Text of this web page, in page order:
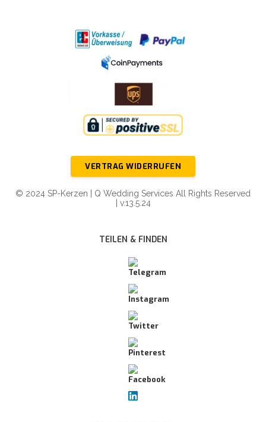
VERTRAG WIDERRUFEN
© 2024 SP-Kerzen | Q Wedding Services All Rights Reserved
| v.13.5.24
TEILEN & FINDEN